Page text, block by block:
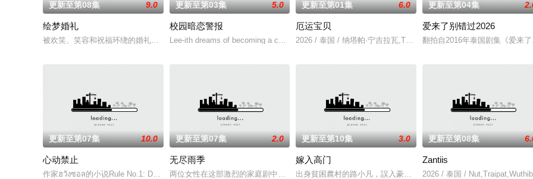
更新至第08集 9.0
绘梦婚礼
被欢笑、笑容和祝福环绕的婚礼仅仅是爱情生活的起点。未来还有许多障碍等待着两人共同跨越。Runch和Nee
更新至第03集 5.0
校园暗恋警报
Lee-ith dreams of becoming a cool indie rock musicia
更新至第01集 6.0
厄运宝贝
2026 / 泰国 / 纳塔帕·宁吉拉瓦,Tupthong,Suwanrakanont,纳帕特·帕查
更新至第04集
爱来了别错过2026
翻拍自2016年泰国剧集《爱来了
更新至第07集 10.0
心动禁止
作家ฮวังซอล的小说Rule No.1: Don't Be Too Emotional อย
更新至第07集 2.0
无尽雨季
两位女性在这部激烈的家庭剧中争夺强大的蒂纳拉王朝领导权。法克法一生都在证明自己是合法继承人，但
更新至第10集 3.0
嫁入高门
出身貧困農村的路小凡，誤入豪門，成為京城高官家族的入贅女婿。
更新至第08集
Zantiis
2026 / 泰国 /